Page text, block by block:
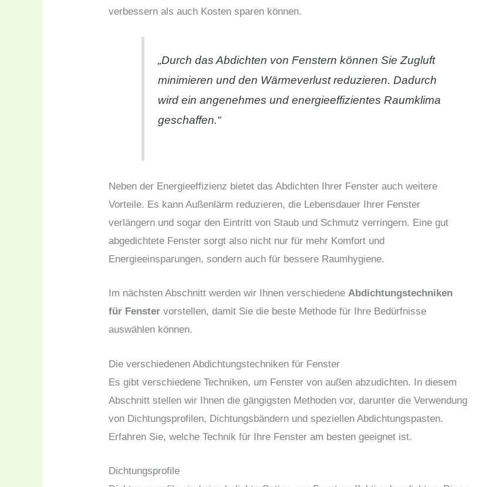
verbessern als auch Kosten sparen können.
„Durch das Abdichten von Fenstern können Sie Zugluft
minimieren und den Wärmeverlust reduzieren. Dadurch
wird ein angenehmes und energieeffizientes Raumklima
geschaffen.“
Neben der Energieeffizienz bietet das Abdichten Ihrer Fenster auch weitere
Vorteile. Es kann Außenlärm reduzieren, die Lebensdauer Ihrer Fenster
verlängern und sogar den Eintritt von Staub und Schmutz verringern. Eine gut
abgedichtete Fenster sorgt also nicht nur für mehr Komfort und
Energieeinsparungen, sondern auch für bessere Raumhygiene.
Im nächsten Abschnitt werden wir Ihnen verschiedeneAbdichtungstechniken
für Fenster vorstellen, damit Sie die beste Methode für Ihre Bedürfnisse
auswählen können.
Die verschiedenen Abdichtungstechniken für Fenster
Es gibt verschiedene Techniken, um Fenster von außen abzudichten. In diesem
Abschnitt stellen wir Ihnen die gängigsten Methoden vor, darunter die Verwendung
von Dichtungsprofilen, Dichtungsbändern und speziellen Abdichtungspasten.
Erfahren Sie, welche Technik für Ihre Fenster am besten geeignet ist.
Dichtungsprofile